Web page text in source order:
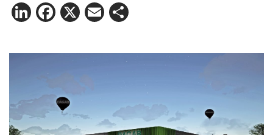
LinkedIn
Facebook
X Email